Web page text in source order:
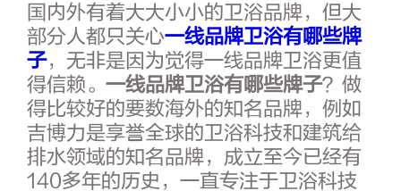
国内外有着大大小小的卫浴品牌，但大
部分人都只关心一线品牌卫浴有哪些牌
子，无非是因为觉得一线品牌卫浴更值
得信赖。一线品牌卫浴有哪些牌子？做
得比较好的要数海外的知名品牌，例如
吉博力是享誉全球的卫浴科技和建筑给
排水领域的知名品牌，成立至今已经有
140多年的历史，一直专注于卫浴科技